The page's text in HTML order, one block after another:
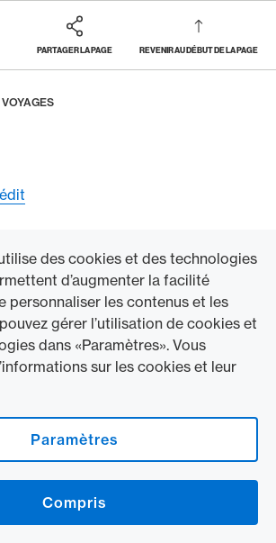
des cookies et des technologies
d’augmenter la facilité
personnaliser les contenus et les
gérer l’utilisation de cookies et
dans «Paramètres». Vous
sur les cookies et leur
Paramètres
Compris
PARTAGER LA PAGE REVENIR AU DÉBUT DE LA PAGE
VOYAGES
les clients privés
Express®
pour les clients professionnels